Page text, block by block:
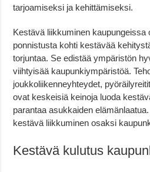
tarjoamiseksi ja kehittämiseksi.
Kestävä liikkuminen kaupungeissa
ponnistusta kohti kestävää
torjuntaa. Se edistää ympäristön
viihtyisää kaupunkiympäristöä.
joukkoliikenneyhteydet,
ovat keskeisiä keinoja luoda
parantaa asukkaiden
kestävä liikkuminen osaksi
Kestävä kulutus